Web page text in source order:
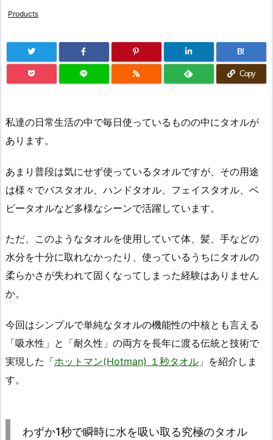
Products
B!
Copy
私達の日常生活の中で毎日使っているものの中にタオルが
あります。
あまり普段は気にせず使っているタオルですが、その用途
は様々でバスタオル、ハンドタオル、フェイスタオル、ベ
ビータオルなど多様なシーンで活躍しています。
ただ、このようなタオルを使用していて体、髪、手などの
水分を十分に取れなかったり、使っているうちにタオルの
柔らかさが失われて固くなってしまった経験はありません
か。
今回はシンプルで単純なタオルの機能性の中核とも言える
「吸水性」と「耐久性」の両方を長年に渡る伝統と技術で
実現した「ホットマン(Hotman) １秒タオル 」を紹介しま
す。
わずか1秒で瞬時に水を吸い取る究極のタオル